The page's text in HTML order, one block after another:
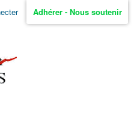
Aller
Adhérer - Nous soutenir